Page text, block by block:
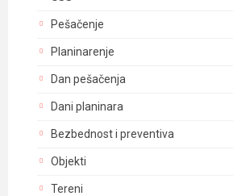
Pešačenje
Planinarenje
Dan pešačenja
Dani planinara
Bezbednost i preventiva
Objekti
Tereni